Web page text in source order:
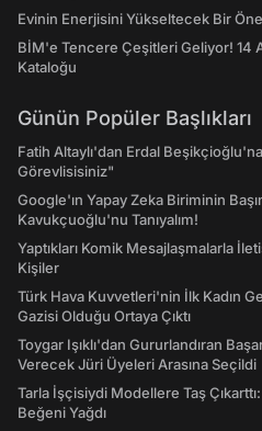
Evinin Enerjisini Yükseltecek Bir
BİM'e Tencere Çeşitleri Geliyor! 14
Kataloğu
Günün Popüler Başlıkları
Fatih Altaylı'dan Erdal
Görevlisisiniz"
Google'ın Yapay Zeka Biriminin
Kavukçuoğlu'nu Tanıyalım!
Yaptıkları Komik Mesajlaşmalarla
Kişiler
Türk Hava Kuvvetleri'nin İlk Kadın
Gazisi Olduğu Ortaya Çıktı
Toygar Işıklı'dan Gururlandıran
Verecek Jüri Üyeleri Arasına Seçildi
Tarla İşçisiydi Modellere Taş
Beğeni Yağdı